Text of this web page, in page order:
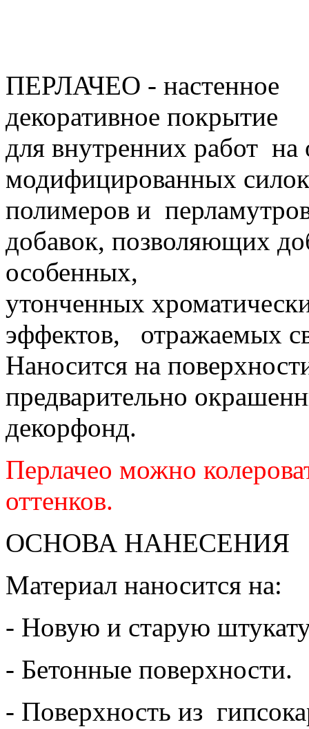
ПЕРЛАЧЕО - настенное
декоративное покрытие
для внутренних работ на
модифицированных
полимеров и
добавок, позволяющих
особенных,
утонченных
эффектов, отражаемых
Наносится на
предварительно
декорфонд.
Перлачео можно
оттенков.
ОСНОВА НАНЕСЕНИЯ
Материал наносится на:
- Новую и старую
- Бетонные поверхности.
- Поверхность из